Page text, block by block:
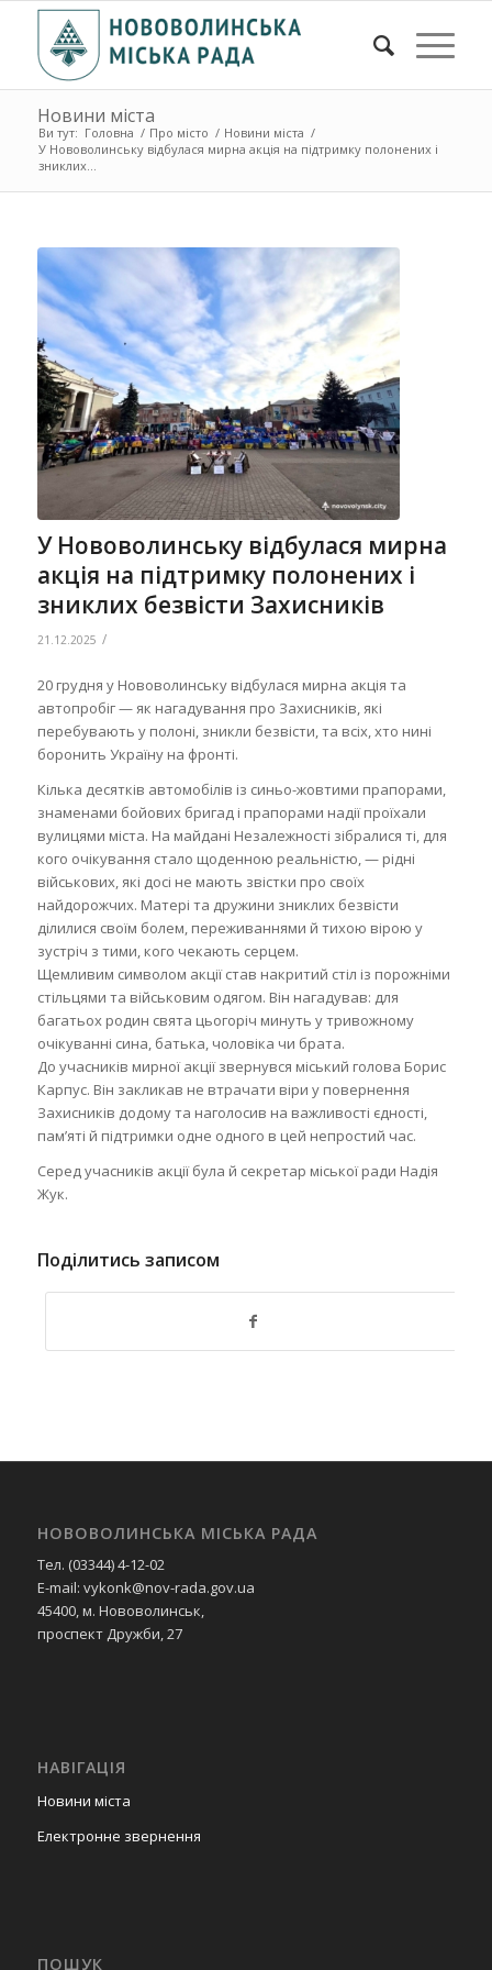
Новини міста
Ви тут: Головна / Про місто / Новини міста /
У Нововолинську відбулася мирна акція на підтримку полонених і
зниклих...
У Нововолинську відбулася мирна
акція на підтримку полонених і
зниклих безвісти Захисників
21.12.2025 /
20 грудня у Нововолинську відбулася мирна акція та
автопробіг — як нагадування про Захисників, які
перебувають у полоні, зникли безвісти, та всіх, хто нині
боронить Україну на фронті.
Кілька десятків автомобілів із синьо-жовтими прапорами,
знаменами бойових бригад і прапорами надії проїхали
вулицями міста. На майдані Незалежності зібралися ті, для
кого очікування стало щоденною реальністю, — рідні
військових, які досі не мають звістки про своїх
найдорожчих. Матері та дружини зниклих безвісти
ділилися своїм болем, переживаннями й тихою вірою у
зустріч з тими, кого чекають серцем.
Щемливим символом акції став накритий стіл із порожніми
стільцями та військовим одягом. Він нагадував: для
багатьох родин свята цьогоріч минуть у тривожному
очікуванні сина, батька, чоловіка чи брата.
До учасників мирної акції звернувся міський голова Борис
Карпус. Він закликав не втрачати віри у повернення
Захисників додому та наголосив на важливості єдності,
пам’яті й підтримки одне одного в цей непростий час.
Серед учасників акції була й секретар міської ради Надія
Жук.
Поділитись записом
НОВОВОЛИНСЬКА МІСЬКА РАДА
Тел. (03344) 4-12-02
E-mail: vykonk@nov-rada.gov.ua
45400, м. Нововолинськ,
проспект Дружби, 27
НАВІГАЦІЯ
Новини міста
Електронне звернення
ПОШУК